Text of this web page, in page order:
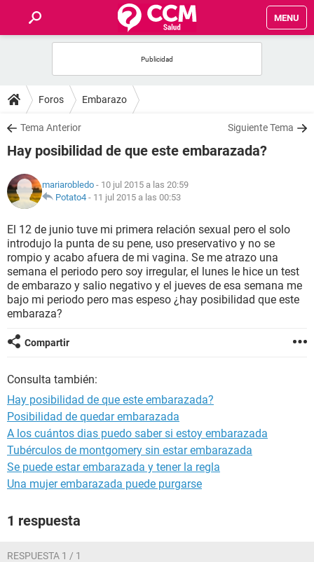
MENU
FOROS
SALUD
FAMILIA
NUTRICIÓN
BIENESTAR
SEXUALIDAD
GLOSARIO
Foros Embarazo
Tema Anterior Siguiente Tema
Hay posibilidad de que este embarazada?
mariarobledo - 10 jul 2015 a las 20:59
Potato4 - 11 jul 2015 a las 00:53
El 12 de junio tuve mi primera relación sexual pero el solo
introdujo la punta de su pene, uso preservativo y no se
rompio y acabo afuera de mi vagina. Se me atrazo una
semana el periodo pero soy irregular, el lunes le hice un test
de embarazo y salio negativo y el jueves de esa semana me
bajo mi periodo pero mas espeso ¿hay posibilidad que este
embaraza?
Compartir
Consulta también:
Hay posibilidad de que este embarazada?
Posibilidad de quedar embarazada
A los cuántos dias puedo saber si estoy embarazada
Tubérculos de montgomery sin estar embarazada
Se puede estar embarazada y tener la regla
Una mujer embarazada puede purgarse
1 respuesta
RESPUESTA 1 / 1